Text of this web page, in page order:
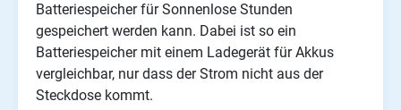
Batteriespeicher für Sonnenlose Stunden
gespeichert werden kann. Dabei ist so ein
Batteriespeicher mit einem Ladegerät für Akkus
vergleichbar, nur dass der Strom nicht aus der
Steckdose kommt.